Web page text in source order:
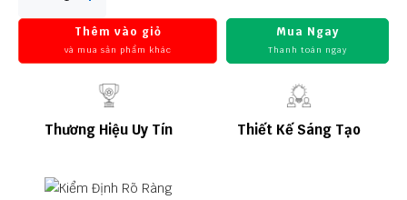
Thêm vào giỏ
và mua sản phẩm khác
Mua Ngay
Thanh toán ngay
Thương Hiệu Uy Tín Thiết Kế Sáng Tạo